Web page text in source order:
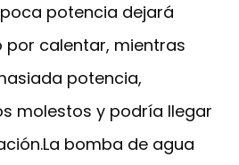
potencia dejará
calentar, mientras
potencia,
molestos y podría llegar
bomba de agua